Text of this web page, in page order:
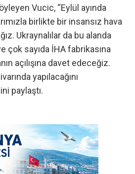
Vucic, “Eylül ayında
birlikte bir insansız hava
Ukraynalılar da bu alanda
çok sayıda İHA fabrikasına
açılışına davet edeceğiz.
yapılacağını
paylaştı.